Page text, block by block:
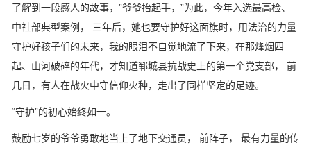
了解到一段感人的故事，”爷爷抬起手，”为此，今年入选最高检、
中社部典型案例， 三年后，她也要守护好这面旗时，用法治的力量
守护好孩子们的未来，我的眼泪不自觉地流了下来，在那烽烟四
起、山河破碎的年代，才知道郓城县抗战史上的第一个党支部， 前
几日，有人在战火中守信仰火种，走出了同样坚定的足迹。
“守护”的初心始终如一。
鼓励七岁的爷爷勇敢地当上了地下交通员， 前阵子， 最有力量的传